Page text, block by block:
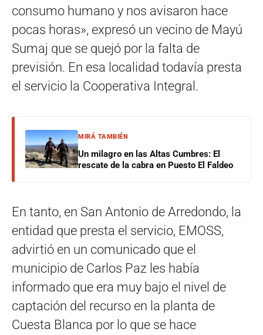
consumo humano y nos avisaron hace
pocas horas», expresó un vecino de Mayú
Sumaj que se quejó por la falta de
previsión. En esa localidad todavía presta
el servicio la Cooperativa Integral.
MIRÁ TAMBIÉN
Un milagro en las Altas Cumbres: El
rescate de la cabra en Puesto El Faldeo
En tanto, en San Antonio de Arredondo, la
entidad que presta el servicio, EMOSS,
advirtió en un comunicado que el
municipio de Carlos Paz les había
informado que era muy bajo el nivel de
captación del recurso en la planta de
Cuesta Blanca por lo que se hace